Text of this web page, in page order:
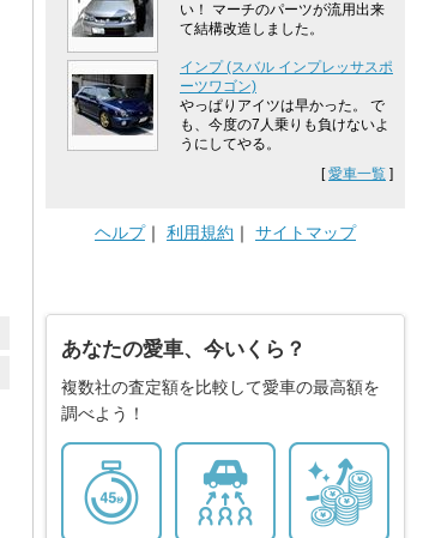
い！ マーチのパーツが流用出来
て結構改造しました。
インプ (スバル インプレッサスポ
ーツワゴン)
やっぱりアイツは早かった。 で
も、今度の7人乗りも負けないよ
うにしてやる。
[愛車一覧 ]
ヘルプ｜ 利用規約 ｜ サイトマップ
あなたの愛車、今いくら？
複数社の査定額を比較して愛車の最高額を
調べよう！